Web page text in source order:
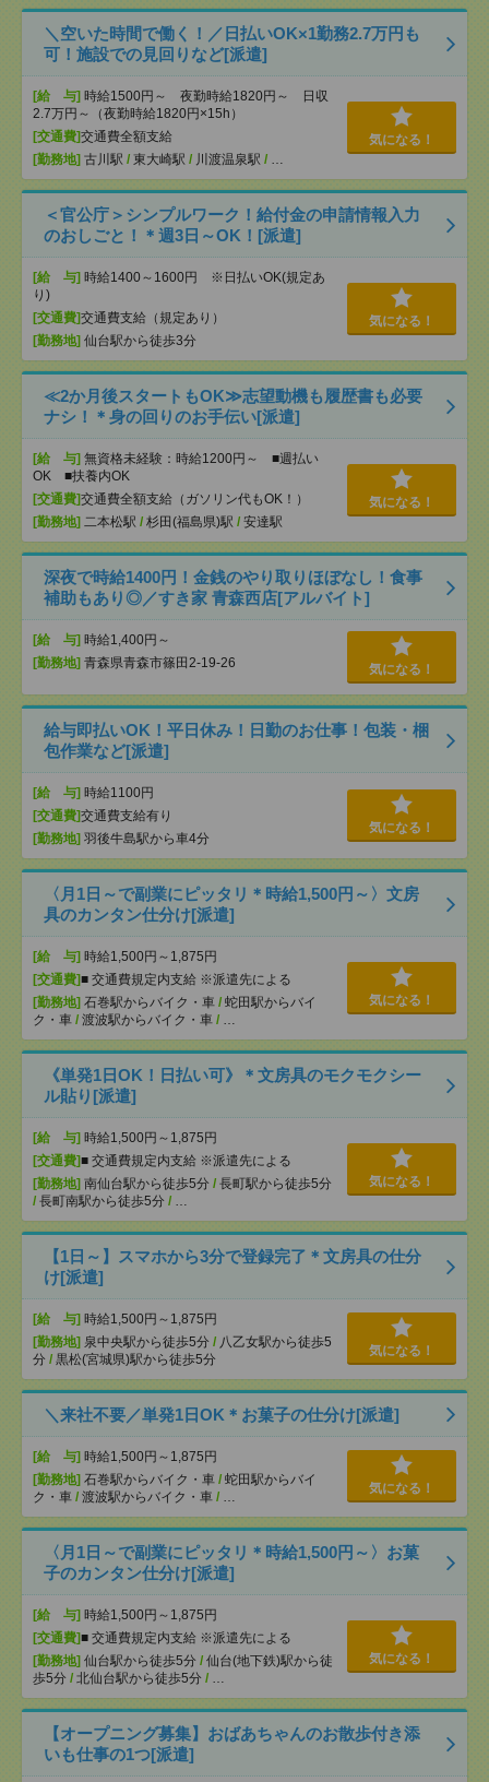
＼空いた時間で働く！／日払いOK×1勤務2.7万円も
可！施設での見回りなど[派遣]
[給 与] 時給1500円～ 夜勤時給1820円～ 日収
2.7万円～（夜勤時給1820円×15h）
[交通費]交通費全額支給
[勤務地] 古川駅 / 東大崎駅 / 川渡温泉駅 /
気になる！
＜官公庁＞シンプルワーク！給付金の申請情報入力
のおしごと！＊週3日～OK！[派遣]
[給 与] 時給1400～1600円 ※日払いOK(規定あ
り)
[交通費]交通費支給（規定あり）
[勤務地] 仙台駅から徒歩3分
気になる！
≪2か月後スタートもOK≫志望動機も履歴書も必要
ナシ！＊身の回りのお手伝い[派遣]
[給 与] 無資格未経験：時給1200円～ ■週払い
OK ■扶養内OK
[交通費]交通費全額支給（ガソリン代もOK！）
[勤務地] 二本松駅 / 杉田(福島県)駅 / 安達駅
気になる！
深夜で時給1400円！金銭のやり取りほぼなし！食事
補助もあり◎／すき家 青森西店[アルバイト]
[給 与] 時給1,400円～
[勤務地] 青森県青森市篠田2-19-26 気になる！
給与即払いOK！平日休み！日勤のお仕事！包装・梱
包作業など[派遣]
[給 与] 時給1100円
[交通費]交通費支給有り
[勤務地] 羽後牛島駅から車4分
気になる！
〈月1日～で副業にピッタリ＊時給1,500円～〉文房
具のカンタン仕分け[派遣]
[給 与] 時給1,500円～1,875円
[交通費]■ 交通費規定内支給 ※派遣先による
[勤務地] 石巻駅からバイク・車 / 蛇田駅からバイ
ク・車 / 渡波駅からバイク・車 /
気になる！
《単発1日OK！日払い可》＊文房具のモクモクシー
ル貼り[派遣]
[給 与] 時給1,500円～1,875円
[交通費]■ 交通費規定内支給 ※派遣先による
[勤務地] 南仙台駅から徒歩5分 / 長町駅から徒歩5分
/ 長町南駅から徒歩5分 /
気になる！
【1日～】スマホから3分で登録完了＊文房具の仕分
け[派遣]
[給 与] 時給1,500円～1,875円
[勤務地] 泉中央駅から徒歩5分 / 八乙女駅から徒歩5
分 / 黒松(宮城県)駅から徒歩5分
気になる！
＼来社不要／単発1日OK＊お菓子の仕分け[派遣]
[給 与] 時給1,500円～1,875円
[勤務地] 石巻駅からバイク・車 / 蛇田駅からバイ
ク・車 / 渡波駅からバイク・車 /
気になる！
〈月1日～で副業にピッタリ＊時給1,500円～〉お菓
子のカンタン仕分け[派遣]
[給 与] 時給1,500円～1,875円
[交通費]■ 交通費規定内支給 ※派遣先による
[勤務地] 仙台駅から徒歩5分 / 仙台(地下鉄)駅から徒
歩5分 / 北仙台駅から徒歩5分 /
気になる！
【オープニング募集】おばあちゃんのお散歩付き添
いも仕事の1つ[派遣]